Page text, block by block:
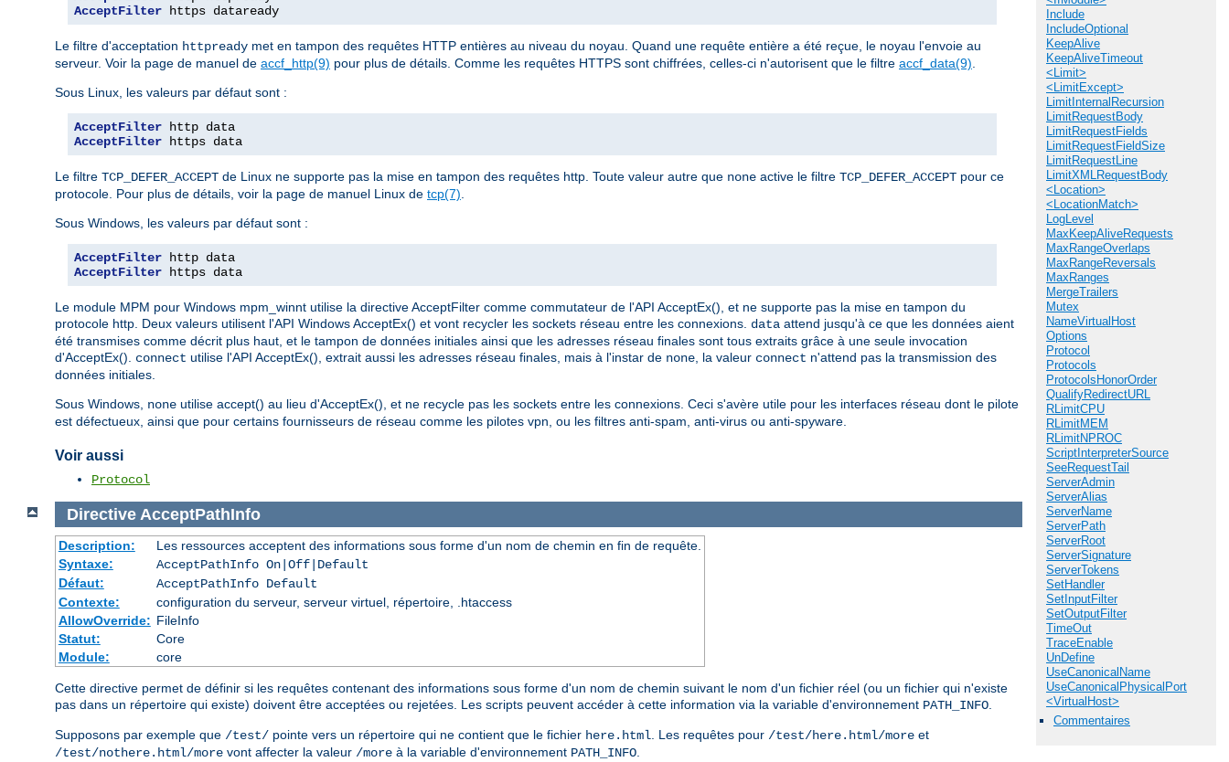
Include
IncludeOptional
KeepAlive
KeepAliveTimeout
<Limit>
<LimitExcept>
LimitInternalRecursion
LimitRequestBody
LimitRequestFields
LimitRequestFieldSize
LimitRequestLine
LimitXMLRequestBody
<Location>
<LocationMatch>
LogLevel
MaxKeepAliveRequests
MaxRangeOverlaps
MaxRangeReversals
MaxRanges
MergeTrailers
Mutex
NameVirtualHost
Options
Protocol
Protocols
ProtocolsHonorOrder
QualifyRedirectURL
RLimitCPU
RLimitMEM
RLimitNPROC
ScriptInterpreterSource
SeeRequestTail
ServerAdmin
ServerAlias
ServerName
ServerPath
ServerRoot
ServerSignature
ServerTokens
SetHandler
SetInputFilter
SetOutputFilter
TimeOut
TraceEnable
UnDefine
UseCanonicalName
UseCanonicalPhysicalPort
<VirtualHost>
Commentaires
AcceptFilter https dataready
Le filtre d'acceptation httpready met en tampon des requêtes HTTP entières au niveau du noyau. Quand une requête entière a été reçue, le noyau l'envoie au
serveur. Voir la page de manuel de accf_http(9) pour plus de détails. Comme les requêtes HTTPS sont chiffrées, celles-ci n'autorisent que le filtre accf_data(9)
Sous Linux, les valeurs par défaut sont :
AcceptFilter
AcceptFilter https data
Le filtre TCP_DEFER_ACCEPT de Linux ne supporte pas la mise en tampon des requêtes http. Toute valeur autre que none active le filtre TCP_DEFER_ACCEPT pour ce
protocole. Pour plus de détails, voir la page de manuel Linux de tcp(7)
Sous Windows, les valeurs par défaut sont :
AcceptFilter
AcceptFilter https data
Le module MPM pour Windows mpm_winnt utilise la directive AcceptFilter comme commutateur de l'API AcceptEx(), et ne supporte pas la mise en tampon du
protocole http. Deux valeurs utilisent l'API Windows AcceptEx() et vont recycler les sockets réseau entre les connexions. data attend jusqu'à ce que les données aient
été transmises comme décrit plus haut, et le tampon de données initiales ainsi que les adresses réseau finales sont tous extraits grâce à une seule invocation
d'AcceptEx(). connect utilise l'API AcceptEx(), extrait aussi les adresses réseau finales, mais à l'instar de none , la valeur connect n'attend pas la transmission des
données initiales.
Sous Windows, none utilise accept() au lieu d'AcceptEx(), et ne recycle pas les sockets entre les connexions. Ceci s'avère utile pour les interfaces réseau dont le pilote
est défectueux, ainsi que pour certains fournisseurs de réseau comme les pilotes vpn, ou les filtres anti-spam, anti-virus ou anti-spyware.
Voir aussi
Protocol
Directive AcceptPathInfo
Description:
Les ressources acceptent des informations sous forme d'un nom de chemin en fin de requête.
Syntaxe:
AcceptPathInfo On|Off|Default
Défaut:
AcceptPathInfo Default
Contexte:
configuration du serveur, serveur virtuel, répertoire, .htaccess
AllowOverride: FileInfo
Statut:
Core
Module:
core
Cette directive permet de définir si les requêtes contenant des informations sous forme d'un nom de chemin suivant le nom d'un fichier réel (ou un fichier qui n'existe
pas dans un répertoire qui existe) doivent être acceptées ou rejetées. Les scripts peuvent accéder à cette information via la variable d'environnement PATH_INFO.
Supposons par exemple que /test/ pointe vers un répertoire qui ne contient que le fichier here.html. Les requêtes pour /test/here.html/more et
/test/nothere.html/more vont affecter la valeur /more à la variable d'environnement PATH_INFO.